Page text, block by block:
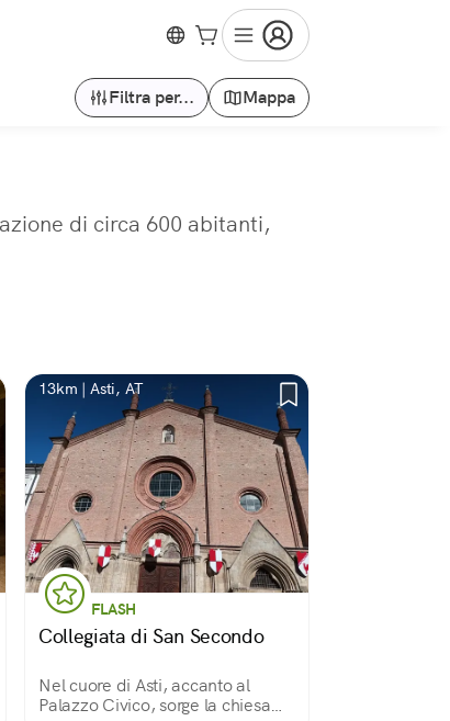
Filtra per... Mappa
di circa 600 abitanti,
13km | Asti, AT
FLASH
Collegiata di San Secondo
Nel cuore di Asti, accanto al
Palazzo Civico, sorge la chiesa